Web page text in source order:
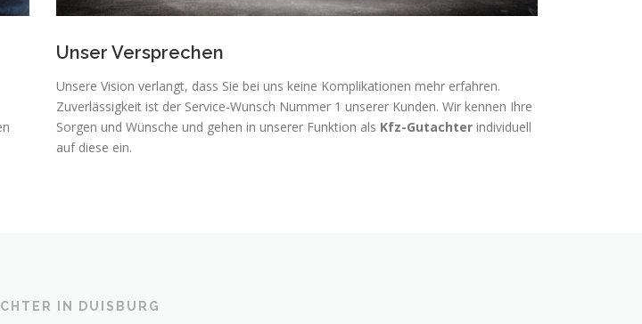
Unser Versprechen
Unsere Vision verlangt, dass Sie bei uns keine Komplikationen mehr erfahren.
Zuverlässigkeit ist der Service-Wunsch Nummer 1 unserer Kunden. Wir kennen Ihre
Sorgen und Wünsche und gehen in unserer Funktion als Kfz-Gutachter individuell
auf diese ein.
IN DUISBURG